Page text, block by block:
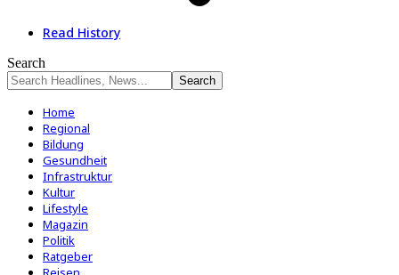
Read History
Search
Home
Regional
Bildung
Gesundheit
Infrastruktur
Kultur
Lifestyle
Magazin
Politik
Ratgeber